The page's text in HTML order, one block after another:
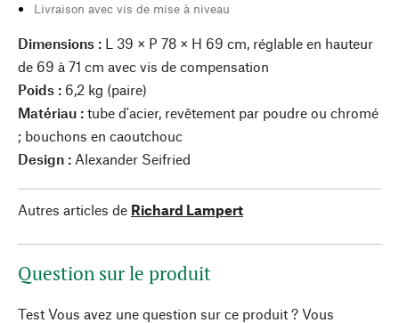
Livraison avec vis de mise à niveau
Dimensions : L 39 × P 78 × H 69 cm, réglable en hauteur
de 69 à 71 cm avec vis de compensation
Poids : 6,2 kg (paire)
Matériau : tube d'acier, revêtement par poudre ou chromé
; bouchons en caoutchouc
Design : Alexander Seifried
Autres articles de Richard Lampert
Question sur le produit
Test Vous avez une question sur ce produit ? Vous